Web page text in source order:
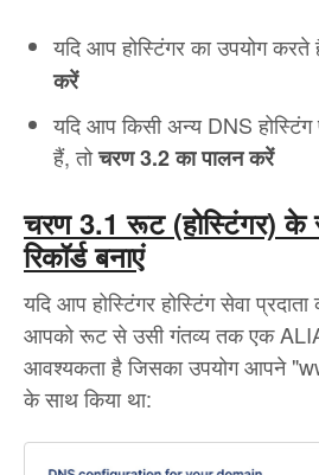
यदि आप होस्टिंगर का उपयोग करते
करें
यदि आप किसी अन्य DNS होस्टिंग
हैं, तोचरण 3.2 का पालन करें
चरण 3.1 रूट (होस्टिंगर)
रिकॉर्ड बनाएं
यदि आप होस्टिंगर होस्टिंग सेवा
आपको रूट से उसी गंतव्य तक एक
आवश्यकता है जिसका उपयोग आपने
के साथ किया था: